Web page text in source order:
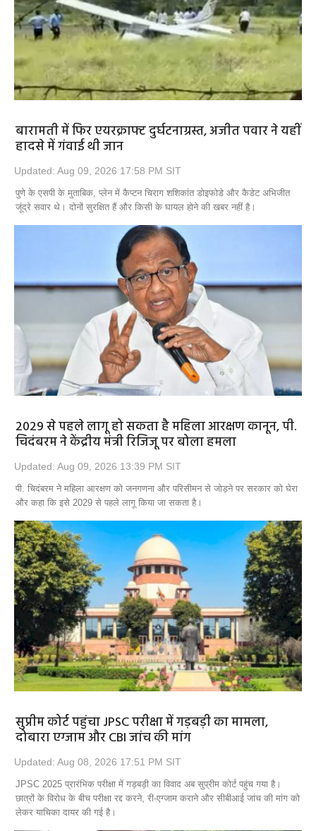
Opinion
Health & Lifestyle
Photo Gallery
बारामती में फिर एयरक्राफ्ट दुर्घटनाग्रस्त, अजीत पवार ने यहीं
हादसे में गंवाई थी जान
Updated: Aug 09, 2026 17:58 PM SIT
पुणे के एसपी के मुताबिक, प्लेन में कैप्टन चिराग शशिकांत डोइफोडे और कैडेट अभिजीत
जूंद्रे सवार थे। दोनों सुरक्षित हैं और किसी के घायल होने की खबर नहीं है।
2029 से पहले लागू हो सकता है महिला आरक्षण कानून, पी.
चिदंबरम ने केंद्रीय मंत्री रिजिजू पर बोला हमला
Updated: Aug 09, 2026 13:39 PM SIT
पी. चिदंबरम ने महिला आरक्षण को जनगणना और परिसीमन से जोड़ने पर सरकार को घेरा
और कहा कि इसे 2029 से पहले लागू किया जा सकता है।
सुप्रीम कोर्ट पहुंचा JPSC परीक्षा में गड़बड़ी का मामला,
दोबारा एग्जाम और CBI जांच की मांग
Updated: Aug 08, 2026 17:51 PM SIT
JPSC 2025 प्रारंभिक परीक्षा में गड़बड़ी का विवाद अब सुप्रीम कोर्ट पहुंच गया है।
छात्रों के विरोध के बीच परीक्षा रद्द करने, री-एग्जाम कराने और सीबीआई जांच की मांग को
लेकर याचिका दायर की गई है।